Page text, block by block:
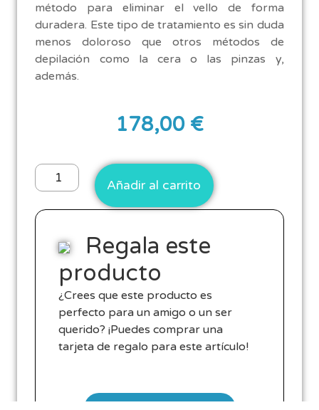
método para eliminar el vello de forma
duradera. Este tipo de tratamiento es sin duda
menos doloroso que otros métodos de
depilación como la cera o las pinzas y,
además.
178,00 €
Añadir al carrito
Regala este
producto
¿Crees que este producto es
perfecto para un amigo o un ser
querido? ¡Puedes comprar una
tarjeta de regalo para este artículo!